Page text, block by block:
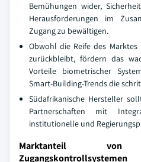
Bemühungen wider,
Herausforderungen im
Zugang zu bewältigen.
Obwohl die Reife des
zurückbleibt, fördern das
Vorteile biometrischer
Smart-Building-Trends die
Südafrikanische Hersteller
Partnerschaften mit
institutionelle und
Marktanteil von
Zugangskontrollsystemen